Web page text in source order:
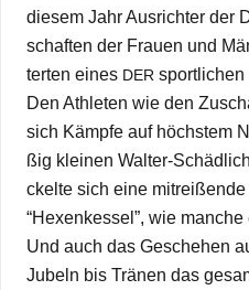
die­sem Jahr Aus­rich­ter der
schaf­ten der Frauen und
ter­ten eines DER
Den Ath­le­ten wie den
sich Kämpfe auf höchs­tem
ßig klei­nen Wal­­ter-
ckelte sich eine
“Hexen­kes­sel”, wie
Und auch das Gesche­hen
Jubeln bis Trä­nen das